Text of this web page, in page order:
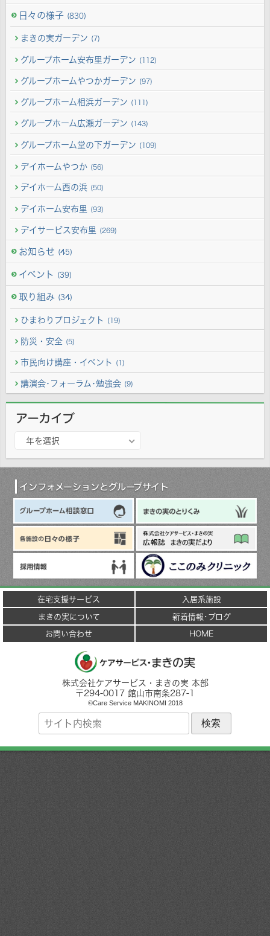
日々の様子 (830)
まきの実ガーデン (7)
グループホーム安布里ガーデン (112)
グループホームやつかガーデン (97)
グループホーム相浜ガーデン (111)
グループホーム広瀬ガーデン (143)
グループホーム堂の下ガーデン (109)
デイホームやつか (56)
デイホーム西の浜 (50)
デイホーム安布里 (93)
デイサービス安布里 (269)
お知らせ (45)
イベント (39)
取り組み (34)
ひまわりプロジェクト (19)
防災・安全 (5)
市民向け講座・イベント (1)
講演会･フォーラム･勉強会 (9)
アーカイブ
カ
年を選択
インフォメーションとグループサイト
在宅支援サービス
入居系施設
まきの実について
新着情報･ブログ
お問い合わせ
HOME
株式会社ケアサービス・まきの実 本部
〒294-0017 館山市南条287-1
©Care Service MAKINOMI 2018
サ
ト
検